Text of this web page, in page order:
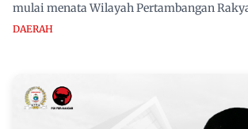
mulai menata Wilayah Pertambangan
DAERAH